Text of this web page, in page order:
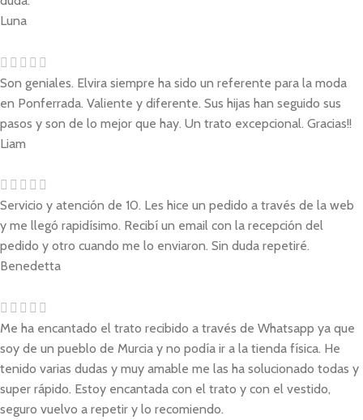
Luna
Son geniales. Elvira siempre ha sido un referente para la moda
en Ponferrada. Valiente y diferente. Sus hijas han seguido sus
pasos y son de lo mejor que hay. Un trato excepcional. Gracias!!
Liam
Servicio y atención de 10. Les hice un pedido a través de la web
y me llegó rapidísimo. Recibí un email con la recepción del
pedido y otro cuando me lo enviaron. Sin duda repetiré.
Benedetta
Me ha encantado el trato recibido a través de Whatsapp ya que
soy de un pueblo de Murcia y no podía ir a la tienda física. He
tenido varias dudas y muy amable me las ha solucionado todas y
super rápido. Estoy encantada con el trato y con el vestido,
seguro vuelvo a repetir y lo recomiendo.